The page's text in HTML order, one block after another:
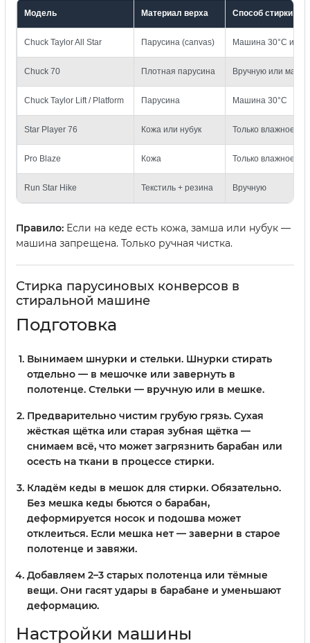
Модель Материал верха Способ стирки
Chuck Taylor All Star Парусина (canvas) Машина 30°C или
Chuck 70 Плотная парусина Вручную или
Chuck Taylor Lift / Platform Парусина Машина 30°C
Star Player 76 Кожа или нубук Только влажное
Pro Blaze Кожа Только влажное
Run Star Hike Текстиль + резина Вручную
Правило: Если на кеде есть кожа, замша или нубук —
машина запрещена. Только ручная чистка.
Стирка парусиновых конверсов в
стиральной машине
Подготовка
Вынимаем шнурки и стельки. Шнурки стирать
отдельно — в мешочке или завернуть в
полотенце. Стельки — вручную или в мешке.
Предварительно чистим грубую грязь. Сухая
жёсткая щётка или старая зубная щётка —
снимаем всё, что может загрязнить барабан или
осесть на ткани в процессе стирки.
Кладём кеды в мешок для стирки. Обязательно.
Без мешка кеды бьются о барабан,
деформируется носок и подошва может
отклеиться. Если мешка нет — заверни в старое
полотенце и завяжи.
Добавляем 2–3 старых полотенца или тёмные
вещи. Они гасят удары в барабане и уменьшают
деформацию.
Настройки машины